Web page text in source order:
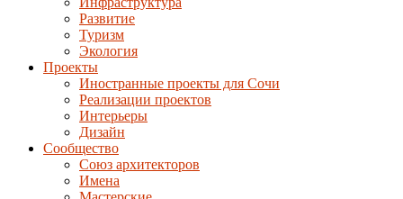
Развитие
Туризм
Экология
Проекты
Иностранные проекты для Сочи
Реализации проектов
Интерьеры
Дизайн
Сообщество
Союз архитекторов
Имена